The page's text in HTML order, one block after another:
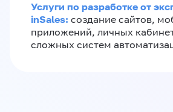
Услуги по разработке от
inSales: создание сайтов,
приложений, личных
сложных систем